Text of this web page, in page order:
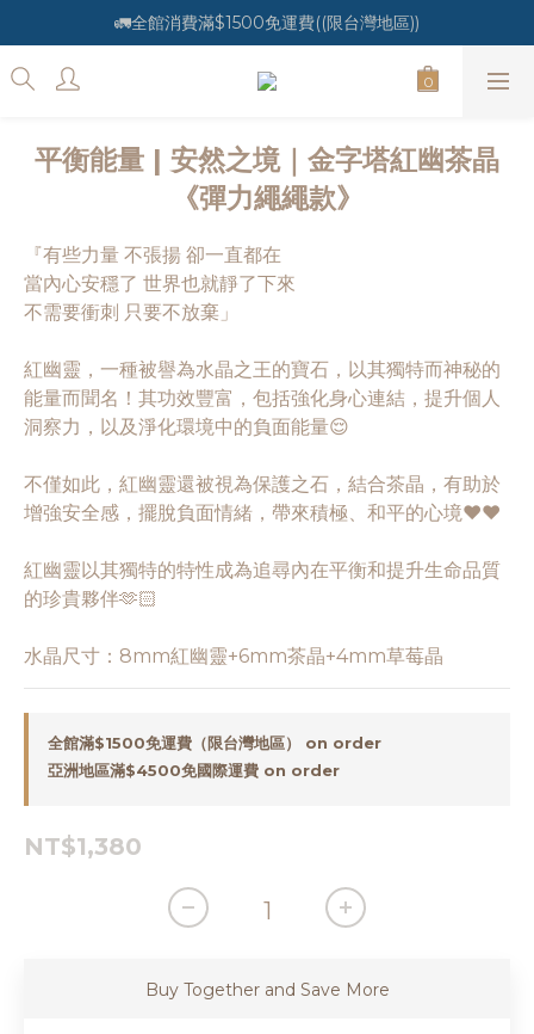
🚛全館消費滿$1500免運費((限台灣地區))
平衡能量 | 安然之境｜金字塔紅幽茶晶
《彈力繩繩款》
『有些力量 不張揚 卻一直都在
當內心安穩了 世界也就靜了下來
不需要衝刺 只要不放棄」
紅幽靈，一種被譽為水晶之王的寶石，以其獨特而神秘的
能量而聞名！其功效豐富，包括強化身心連結，提升個人
洞察力，以及淨化環境中的負面能量😌
不僅如此，紅幽靈還被視為保護之石，結合茶晶，有助於
增強安全感，擺脫負面情緒，帶來積極、和平的心境❤️❤️
紅幽靈以其獨特的特性成為追尋內在平衡和提升生命品質
的珍貴夥伴🫶🏻
水晶尺寸：8mm紅幽靈+6mm茶晶+4mm草莓晶
全館滿$1500免運費（限台灣地區） on order
亞洲地區滿$4500免國際運費 on order
NT$1,380
Buy Together and Save More